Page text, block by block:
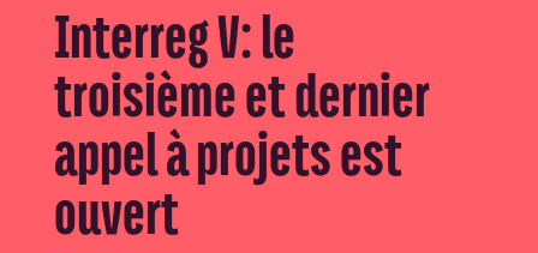
Interreg V: le
troisième et dernier
appel à projets est
ouvert